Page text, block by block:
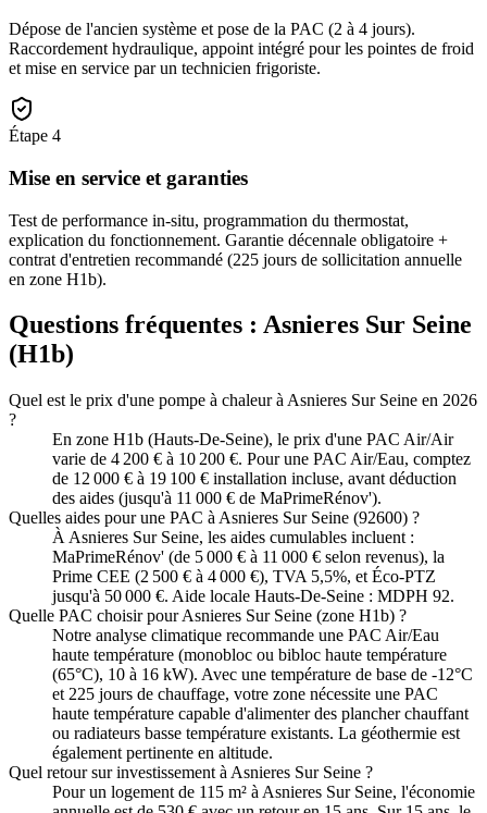
Dépose de l'ancien système et pose de la PAC (2 à 4 jours).
Raccordement hydraulique, appoint intégré pour les pointes de froid
et mise en service par un technicien frigoriste.
Étape 4
Mise en service et garanties
Test de performance in-situ, programmation du thermostat,
explication du fonctionnement. Garantie décennale obligatoire +
contrat d'entretien recommandé (225 jours de sollicitation annuelle
en zone H1b).
Questions fréquentes : Asnieres Sur Seine
(H1b)
Quel est le prix d'une pompe à chaleur à Asnieres Sur Seine en 2026
?
En zone H1b (Hauts-De-Seine), le prix d'une PAC Air/Air
varie de 4 200 € à 10 200 €. Pour une PAC Air/Eau, comptez
de 12 000 € à 19 100 € installation incluse, avant déduction
des aides (jusqu'à 11 000 € de MaPrimeRénov').
Quelles aides pour une PAC à Asnieres Sur Seine (92600) ?
À Asnieres Sur Seine, les aides cumulables incluent :
MaPrimeRénov' (de 5 000 € à 11 000 € selon revenus), la
Prime CEE (2 500 € à 4 000 €), TVA 5,5%, et Éco-PTZ
jusqu'à 50 000 €. Aide locale Hauts-De-Seine : MDPH 92.
Quelle PAC choisir pour Asnieres Sur Seine (zone H1b) ?
Notre analyse climatique recommande une PAC Air/Eau
haute température (monobloc ou bibloc haute température
(65°C), 10 à 16 kW). Avec une température de base de -12°C
et 225 jours de chauffage, votre zone nécessite une PAC
haute température capable d'alimenter des plancher chauffant
ou radiateurs basse température existants. La géothermie est
également pertinente en altitude.
Quel retour sur investissement à Asnieres Sur Seine ?
Pour un logement de 115 m² à Asnieres Sur Seine, l'économie